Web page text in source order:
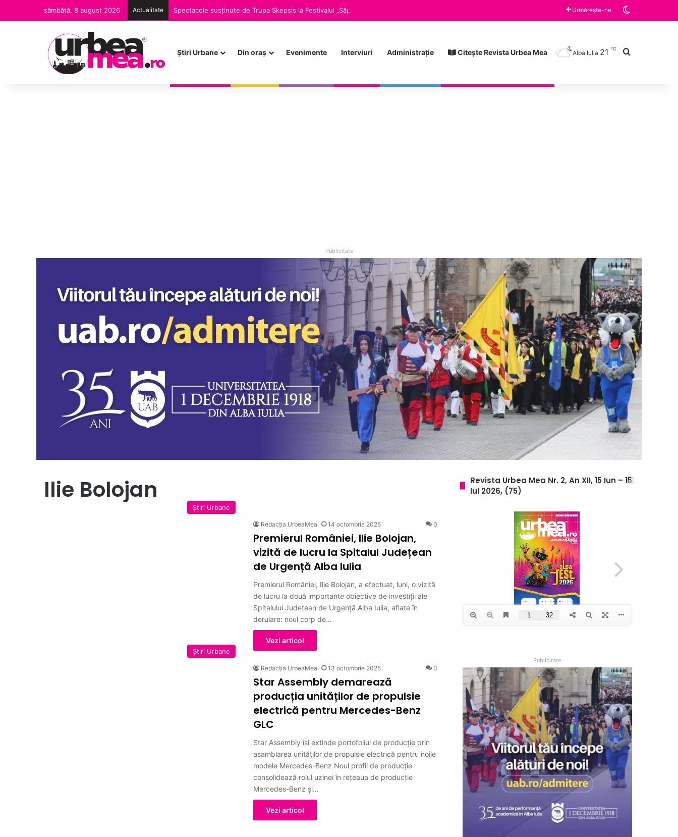
sâmbătă, 8 august 2026 Actualitate Urmărește-ne
Ştiri Urbane Din oraș Evenimente Interviuri Administrație Citește Revista Urbea Mea Alba Iulia 21 ℃ Caută după
Publicitate
Ilie Bolojan
Ştiri Urbane
Redacția UrbeaMea 14 octombrie 2025 0
Premierul României, Ilie Bolojan,
vizită de lucru la Spitalul Județean
de Urgență Alba Iulia
Premierul României, Ilie Bolojan, a efectuat, luni, o vizită
de lucru la două importante obiective de investiții ale
Spitalului Județean de Urgență Alba Iulia, aflate în
derulare: noul corp de…
Vezi articol
Ştiri Urbane
Redacția UrbeaMea 13 octombrie 2025 0
Star Assembly demarează
producția unităților de propulsie
electrică pentru Mercedes-Benz
GLC
Star Assembly își extinde portofoliul de producție prin
asamblarea unităților de propulsie electrică pentru noile
modele Mercedes-Benz Noul profil de producție
consolidează rolul uzinei în rețeaua de producție
Mercedes-Benz și…
Vezi articol
Revista Urbea Mea Nr. 2, An XII, 15 Iun – 15
Iul 2026, (75)
Publicitate